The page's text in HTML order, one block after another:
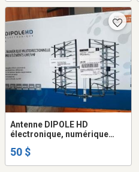
Antenne DIPOLE HD
électronique, numérique
extérieure 8 éléments
50 $